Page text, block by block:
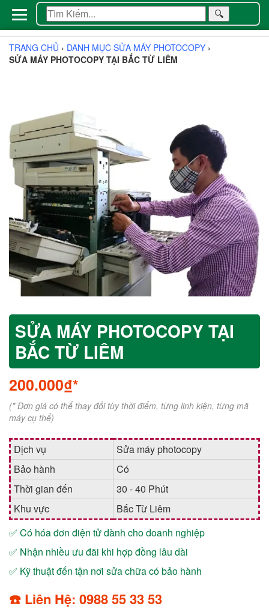
🔍
TRANG CHỦ › DANH MỤC SỬA MÁY PHOTOCOPY ›
SỬA MÁY PHOTOCOPY TẠI BẮC TỪ LIÊM
SỬA MÁY PHOTOCOPY TẠI
BẮC TỪ LIÊM
200.000₫*
(* Đơn giá có thể thay đổi tùy thời điểm, từng linh kiện, từng mã
máy cụ thể)
Dịch vụ
Sửa máy photocopy
Bảo hành
Có
Thời gian đến
30 - 40 Phút
Khu vực
Bắc Từ Liêm
✅ Có hóa đơn điện tử dành cho doanh nghiệp
✅ Nhận nhiều ưu đãi khi hợp đồng lâu dài
✅ Kỹ thuật đến tận nơi sửa chữa có bảo hành
☎️ Liên Hệ: 0988 55 33 53